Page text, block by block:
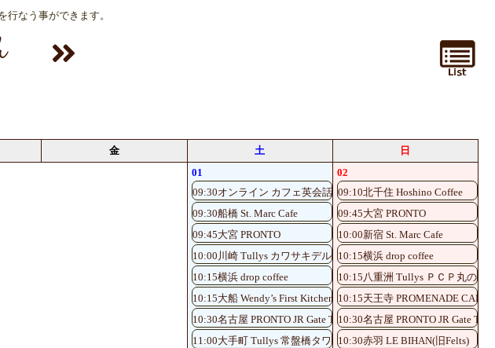
なう事ができます。
金 土
日
01
09:30オンライン カフェ英会話♪
09:30船橋 St. Marc Cafe
09:45大宮 PRONTO
10:00川崎 Tullys カワサキデルタ店
10:15横浜 drop coffee
10:15大船 Wendy’s First Kitchen
10:30名古屋 PRONTO JR Gate Tower Store
11:00大手町 Tullys 常盤橋タワー店
02
09:10北千住 Hoshino Coffee
09:45大宮 PRONTO
10:00新宿 St. Marc Cafe
10:15横浜 drop coffee
10:15八重洲 Tullys ＰＣＰ丸の内
10:15天王寺 PROMENADE CAFE
10:30名古屋 PRONTO JR Gate
10:30赤羽 LE BIHAN(旧Felts)